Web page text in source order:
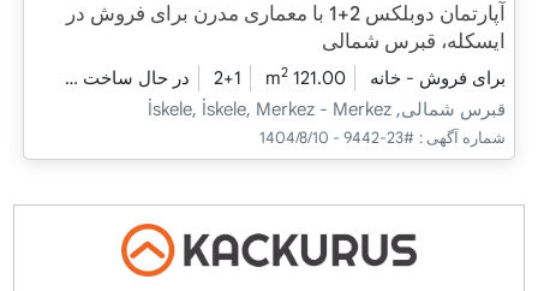
آپارتمان دوبلکس 2+1 با معماری مدرن برای فروش در
ایسکله، قبرس شمالی
برای فروش - خانه 121.00 m
2
2+1 در حال ساخت
قبرس شمالی, İskele, İskele, Merkez - Merkez
شماره آگهی : #23-9442 - 1404/8/10